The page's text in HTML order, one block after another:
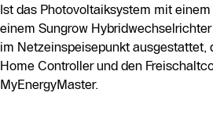
Ist das Photovoltaiksystem mit
einem Sungrow
im Netzeinspeisepunkt ausgestattet,
Home Controller und den
MyEnergyMaster.